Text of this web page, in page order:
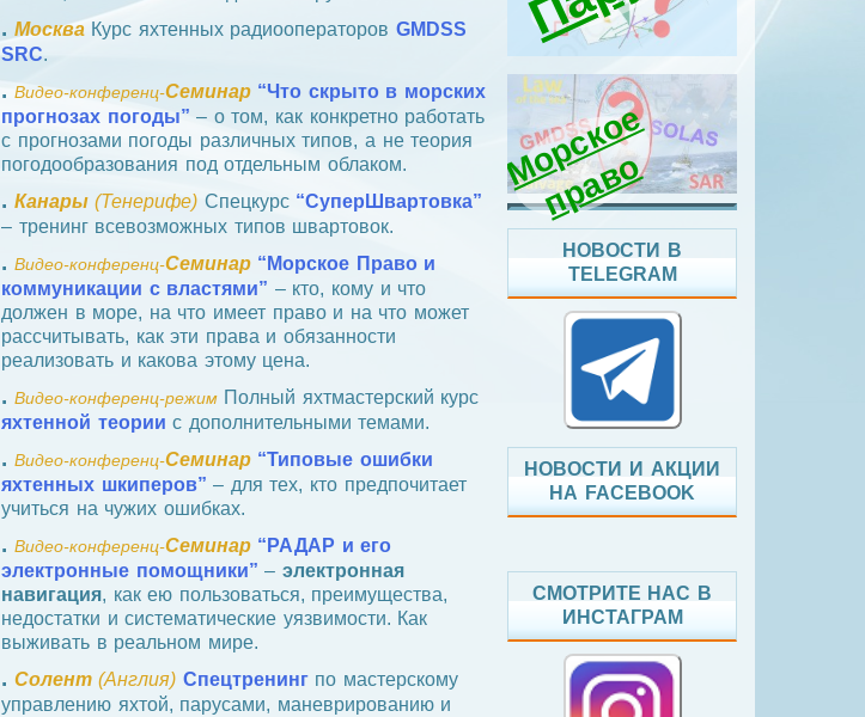
. МоскваКурс яхтенных радиооператоровGMDSS
SRC.
. Видео‑конференц‑Семинар “Что скрыто в морских
прогнозах погоды” – о том, как конкретно работать
с прогнозами погоды различных типов, а не теория
погодообразования под отдельным облаком.
. Канары(Тенерифе) Спецкурс “СуперШвартовка”
– тренинг всевозможных типов швартовок.
. Видео‑конференц‑Семинар “Морское Право и
коммуникации с властями” – кто, кому и что
должен в море, на что имеет право и на что может
рассчитывать, как эти права и обязанности
реализовать и какова этому цена.
. Видео‑конференц‑режимПолный яхтмастерский курс
яхтенной теории с дополнительными темами.
. Видео‑конференц‑Семинар “Типовые ошибки
яхтенных шкиперов” – для тех, кто предпочитает
учиться на чужих ошибках.
. Видео‑конференц‑Семинар “РАДАР и его
электронные помощники” – электронная
навигация, как ею пользоваться, преимущества,
недостатки и систематические уязвимости. Как
выживать в реальном мире.
. Солент(Англия) Спецтренингпо мастерскому
управлению яхтой, парусами, маневрированию и
М
о
р
с
к
о
е
п
р
а
в
о
НОВОСТИ В
TELEGRAM
НОВОСТИ И АКЦИИ
НА FACEBOOK
СМОТРИТЕ НАС В
ИНСТАГРАМ